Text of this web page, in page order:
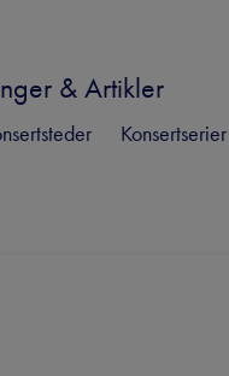
& Artikler
Konsertserier